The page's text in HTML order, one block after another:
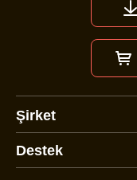
Şirket
Destek